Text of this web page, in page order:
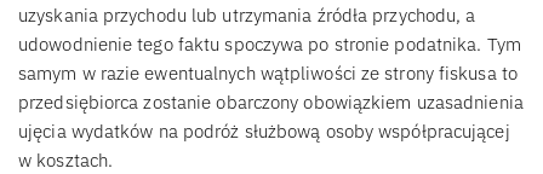
uzyskania przychodu lub utrzymania źródła przychodu, a
udowodnienie tego faktu spoczywa po stronie podatnika. Tym
samym w razie ewentualnych wątpliwości ze strony fiskusa to
przedsiębiorca zostanie obarczony obowiązkiem uzasadnienia
ujęcia wydatków na podróż służbową osoby współpracującej
w kosztach.